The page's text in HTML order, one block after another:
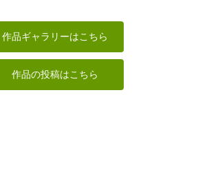
弥勒菩薩 握手＆開き手
作品ギャラリーはこちら
作品の投稿はこちら